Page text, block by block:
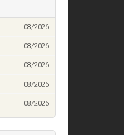
08/2026
08/2026
08/2026
08/2026
08/2026